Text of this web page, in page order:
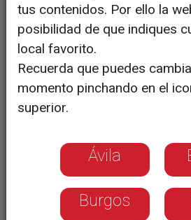
acústicas de ADIF
tus contenidos. Por ello la
posibilidad de que indiques
local favorito.
Recuerda que puedes
momento pinchando en el
superior.
Ávila
Burgos